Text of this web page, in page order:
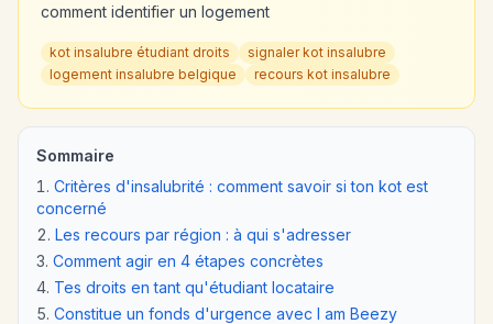
comment identifier un logement
kot insalubre étudiant droits
signaler kot insalubre
logement insalubre belgique
recours kot insalubre
Sommaire
Critères d'insalubrité : comment savoir si ton kot est
concerné
Les recours par région : à qui s'adresser
Comment agir en 4 étapes concrètes
Tes droits en tant qu'étudiant locataire
Constitue un fonds d'urgence avec I am Beezy